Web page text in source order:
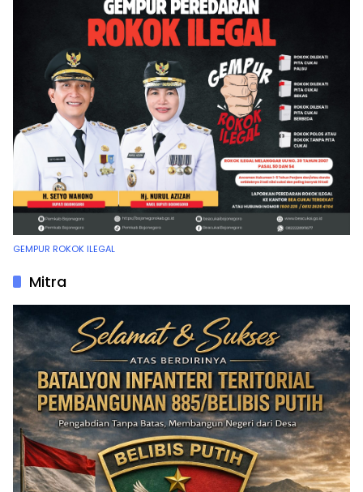
GEMPUR ROKOK ILEGAL
Mitra